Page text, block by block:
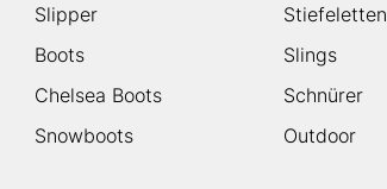
Slipper
Stiefeletten
Boots
Slings
Chelsea Boots
Schnürer
Snowboots
Outdoor